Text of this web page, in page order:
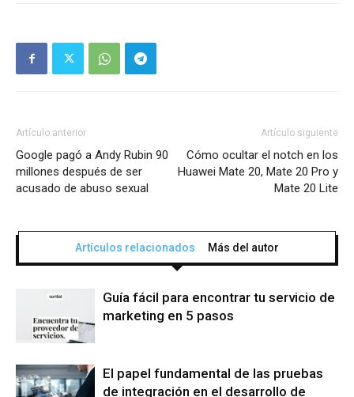
Artículo anterior
Google pagó a Andy Rubin 90
millones después de ser
acusado de abuso sexual
Artículo siguiente
Cómo ocultar el notch en los
Huawei Mate 20, Mate 20 Pro y
Mate 20 Lite
Artículos relacionados Más del autor
Guía fácil para encontrar tu servicio de
marketing en 5 pasos
El papel fundamental de las pruebas
de integración en el desarrollo de